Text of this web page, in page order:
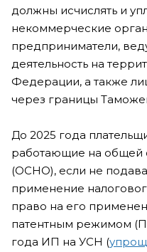
должны исчислять и
некоммерческие
предприниматели,
деятельность на
Федерации, а также
через границы
До 2025 года
работающие на общей
(ОСНО), если не
применение
право на его
патентным режимом
года ИП на УСН (